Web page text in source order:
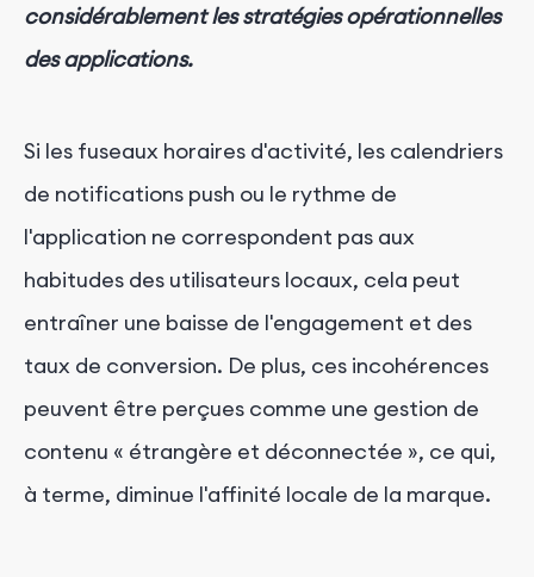
considérablement les stratégies opérationnelles
des applications.
Si les fuseaux horaires d'activité, les calendriers
de notifications push ou le rythme de
l'application ne correspondent pas aux
habitudes des utilisateurs locaux, cela peut
entraîner une baisse de l'engagement et des
taux de conversion. De plus, ces incohérences
peuvent être perçues comme une gestion de
contenu « étrangère et déconnectée », ce qui,
à terme, diminue l'affinité locale de la marque.